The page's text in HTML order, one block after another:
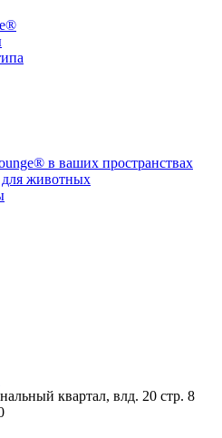
в ваших пространствах
животных
квартал, влд. 20 стр. 8